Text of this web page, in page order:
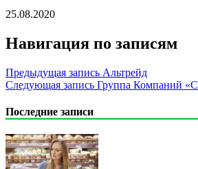
25.08.2020
Навигация по записям
Предыдущая запись Альтрейд
Следующая запись Группа Компаний
Последние записи